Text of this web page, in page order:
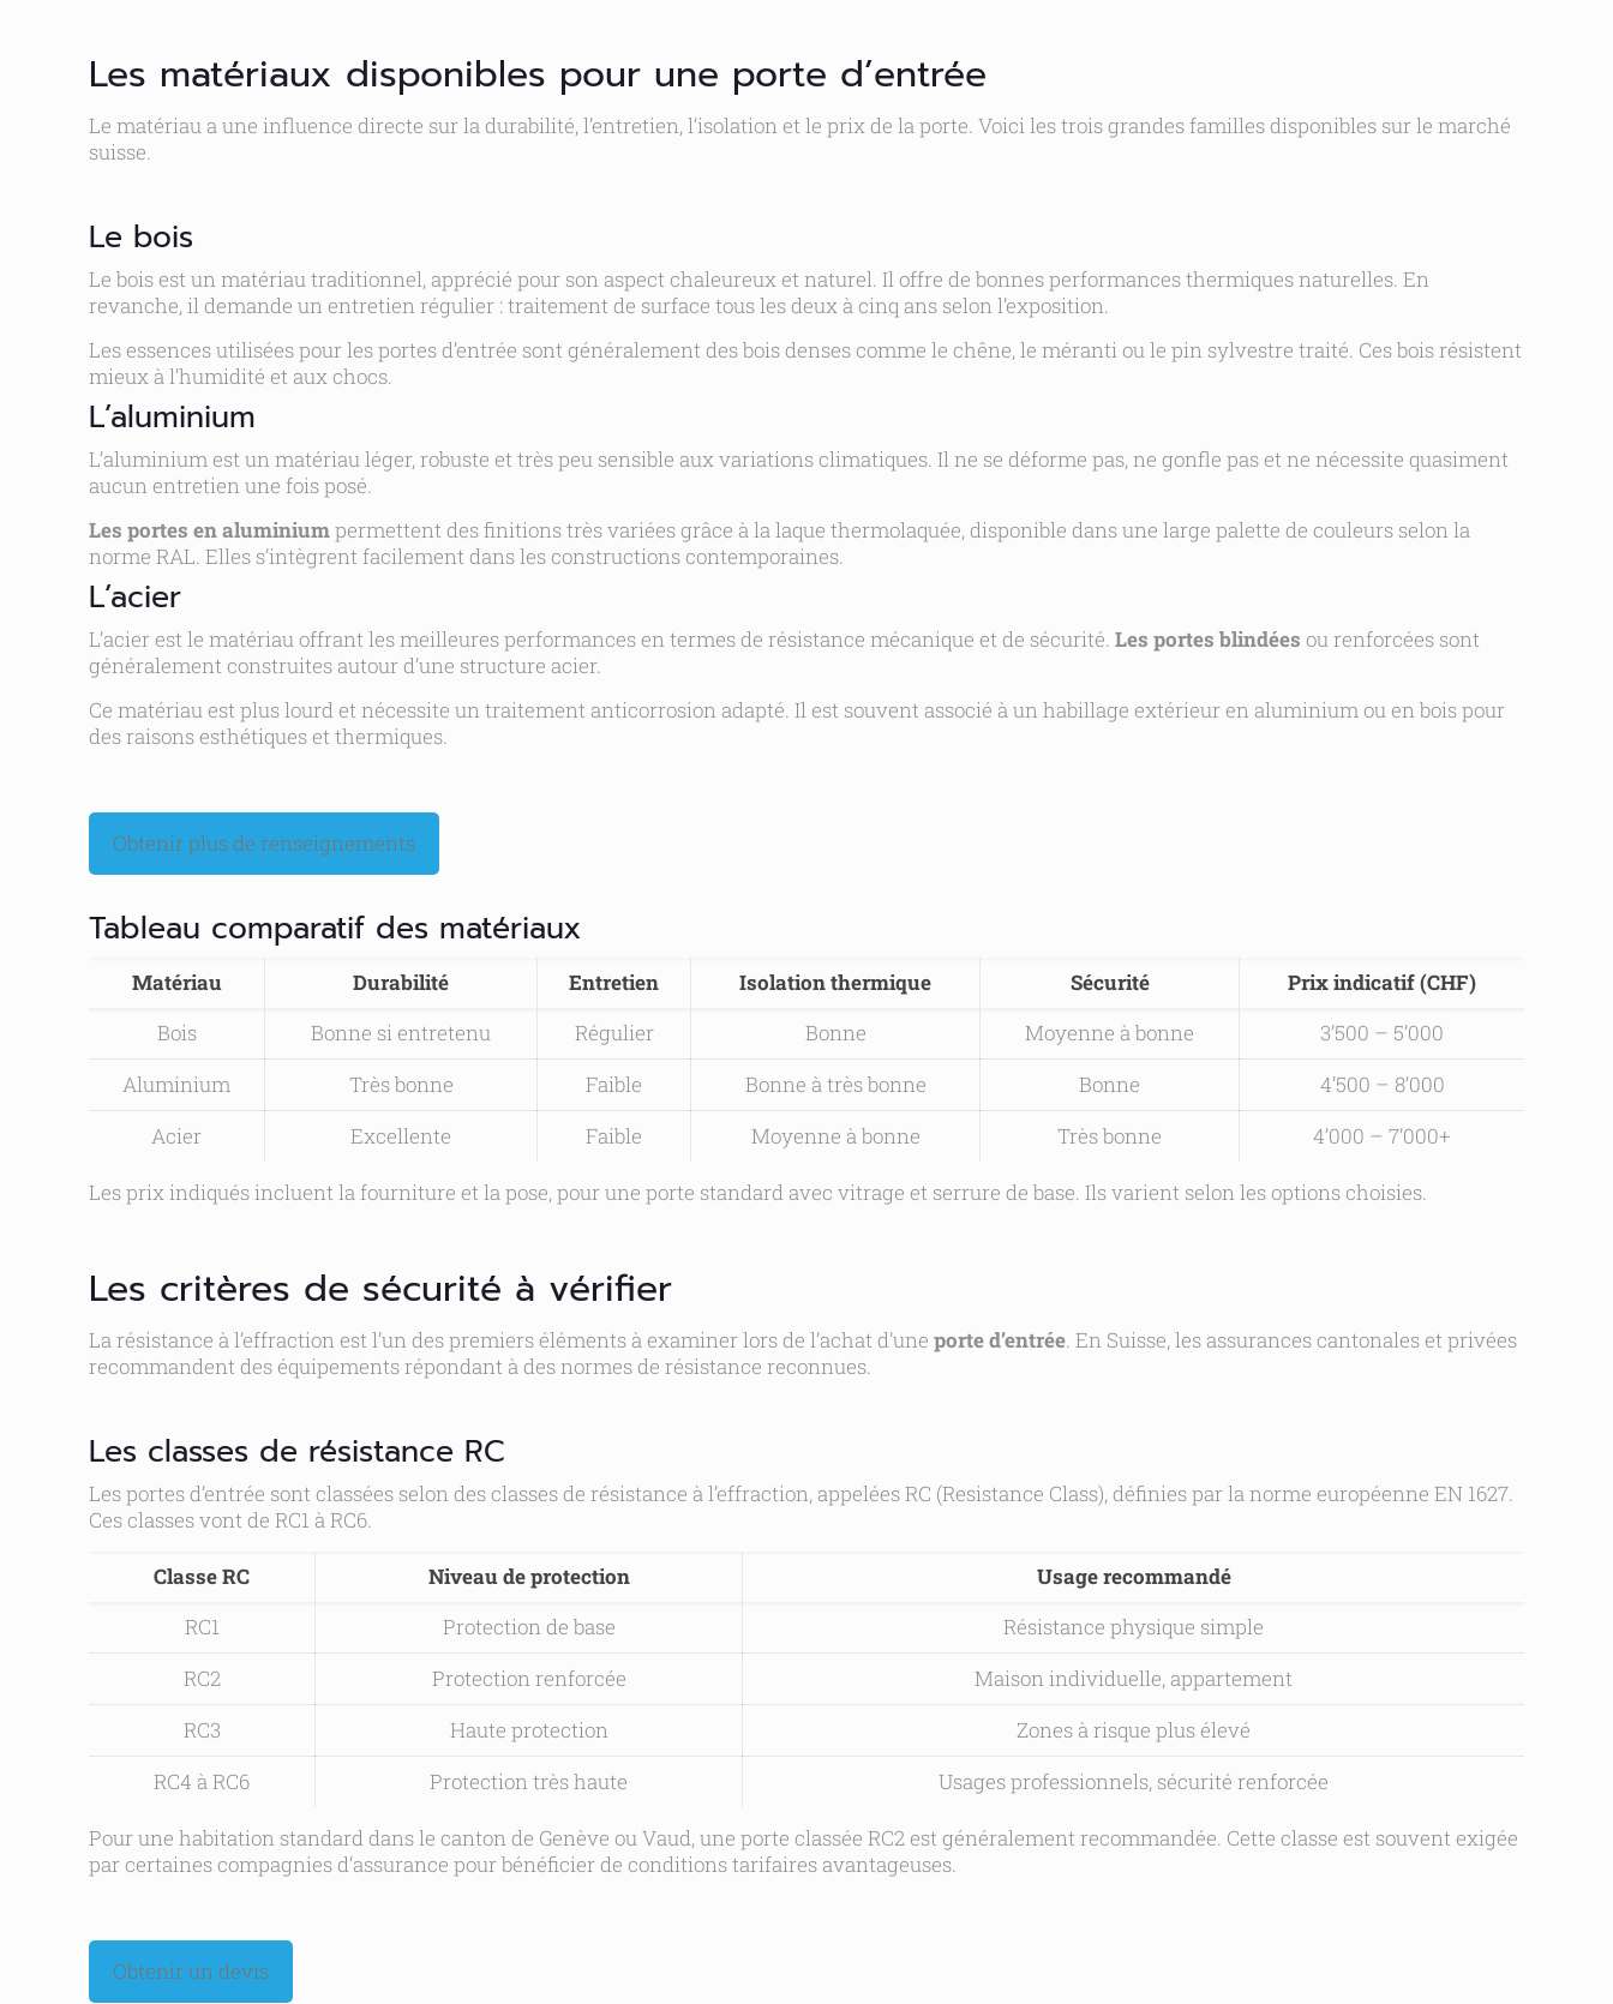
Les matériaux disponibles pour une porte d’entrée
Le matériau a une influence directe sur la durabilité, l’entretien, l’isolation et le prix de la porte. Voici les trois grandes familles disponibles sur le marché
suisse.
Le bois
Le bois est un matériau traditionnel, apprécié pour son aspect chaleureux et naturel. Il offre de bonnes performances thermiques naturelles. En
revanche, il demande un entretien régulier : traitement de surface tous les deux à cinq ans selon l’exposition.
Les essences utilisées pour les portes d’entrée sont généralement des bois denses comme le chêne, le méranti ou le pin sylvestre traité. Ces bois résistent
mieux à l’humidité et aux chocs.
L’aluminium
L’aluminium est un matériau léger, robuste et très peu sensible aux variations climatiques. Il ne se déforme pas, ne gonfle pas et ne nécessite quasiment
aucun entretien une fois posé.
Les portes en aluminiumpermettent des finitions très variées grâce à la laque thermolaquée, disponible dans une large palette de couleurs selon la
norme RAL. Elles s’intègrent facilement dans les constructions contemporaines.
L’acier
L’acier est le matériau offrant les meilleures performances en termes de résistance mécanique et de sécurité. Les portes blindées ou renforcées sont
généralement construites autour d’une structure acier.
Ce matériau est plus lourd et nécessite un traitement anticorrosion adapté. Il est souvent associé à un habillage extérieur en aluminium ou en bois pour
des raisons esthétiques et thermiques.
Obtenir plus de renseignements
Tableau comparatif des matériaux
Matériau Durabilité Entretien Isolation thermique Sécurité
Prix indicatif (CHF)
Bois
Bonne si entretenu Régulier Bonne Moyenne à bonne
3’500 – 5’000
Aluminium
Très bonne Faible Bonne à très bonne Bonne
4’500 – 8’000
Acier
Excellente Faible Moyenne à bonne Très bonne 4’000 – 7’000+
Les prix indiqués incluent la fourniture et la pose, pour une porte standard avec vitrage et serrure de base. Ils varient selon les options choisies.
Les critères de sécurité à vérifier
La résistance à l’effraction est l’un des premiers éléments à examiner lors de l’achat d’une porte d’entrée. En Suisse, les assurances cantonales et privées
recommandent des équipements répondant à des normes de résistance reconnues.
Les classes de résistance RC
Les portes d’entrée sont classées selon des classes de résistance à l’effraction, appelées RC (Resistance Class), définies par la norme européenne EN 1627.
Ces classes vont de RC1 à RC6.
Classe RC Niveau de protection
Usage recommandé
RC1
Protection de base
Résistance physique simple
RC2
Protection renforcée
Maison individuelle, appartement
RC3
Haute protection
Zones à risque plus élevé
RC4 à RC6
Protection très haute Usages professionnels, sécurité renforcée
Pour une habitation standard dans le canton de Genève ou Vaud, une porte classée RC2 est généralement recommandée. Cette classe est souvent exigée
par certaines compagnies d’assurance pour bénéficier de conditions tarifaires avantageuses.
Obtenir un devis